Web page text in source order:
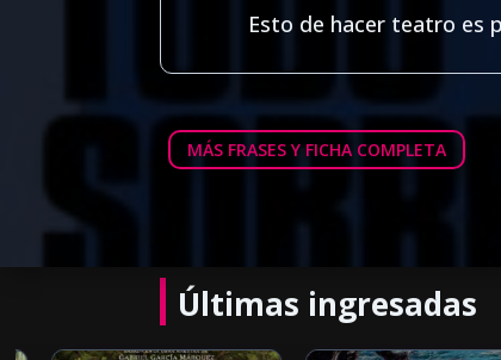
Esto de hacer teatro es
MÁS FRASES Y FICHA COMPLETA
Últimas ingresadas